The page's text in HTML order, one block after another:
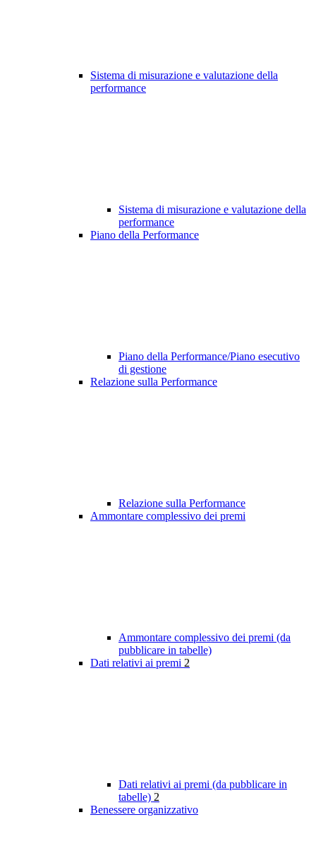
Sistema di misurazione e valutazione della
performance
Sistema di misurazione e valutazione della
performance
Piano della Performance
Piano della Performance/Piano esecutivo
di gestione
Relazione sulla Performance
Relazione sulla Performance
Ammontare complessivo dei premi
Ammontare complessivo dei premi (da
pubblicare in tabelle)
Dati relativi ai premi 2
Dati relativi ai premi (da pubblicare in
tabelle) 2
Benessere organizzativo